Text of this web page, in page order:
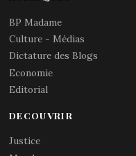
BP Madame
Culture - Médias
Dictature des Blogs
Economie
Editorial
DECOUVRIR
Justice